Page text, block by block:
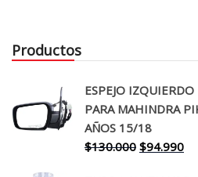
Productos
ESPEJO
PARA MAHINDRA
AÑOS 15/18
$130.000 El
$94.990El